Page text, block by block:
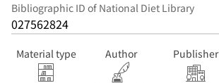
Bibliographic ID of National Diet Library
027562824
Material type Author Publisher